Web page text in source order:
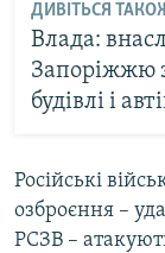
ДИВІТЬСЯ
Влада:
Запоріжжю
будівлі і
Російські
озброєння –
РСЗВ –